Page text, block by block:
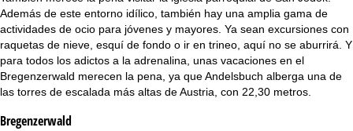
r
i
n
c
Además de este entorno idílico, también hay una amplia gama de
actividades de ocio para jóvenes y mayores. Ya sean excursiones con
raquetas de nieve, esquí de fondo o ir en trineo, aquí no se aburrirá. Y
para todos los adictos a la adrenalina, unas vacaciones en el
Bregenzerwald merecen la pena, ya que Andelsbuch alberga una de
las torres de escalada más altas de Austria, con 22,30 metros.
Bregenzerwald